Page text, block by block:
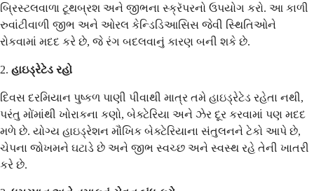
બ્રિસ્ટલવાળા ટૂથબ્રશ અને જીભના સ્ક્રૅપરનો ઉપયોગ કરો. આ કાળી
રુવાંટીવાળી જીભ અને ઓરલ કેન્ડિડિઆસિસ જેવી સ્થિતિઓને
રોકવામાં મદદ કરે છે, જે રંગ બદલવાનું કારણ બની શકે છે.
2. હાઇડ્રેટેડ રહો
દિવસ દરમિયાન પુષ્કળ પાણી પીવાથી માત્ર તમે હાઇડ્રેટેડ રહેતા નથી,
પરંતુ મોંમાંથી ખોરાકના કણો, બેક્ટેરિયા અને ઝેર દૂર કરવામાં પણ મદદ
મળે છે. યોગ્ય હાઇડ્રેશન મૌખિક બેક્ટેરિયાના સંતુલનને ટેકો આપે છે,
ચેપના જોખમને ઘટાડે છે અને જીભ સ્વચ્છ અને સ્વસ્થ રહે તેની ખાતરી
કરે છે.